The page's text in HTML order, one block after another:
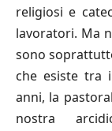
religiosi e
lavoratori. Ma
sono
che esiste tra
anni, la
nostra